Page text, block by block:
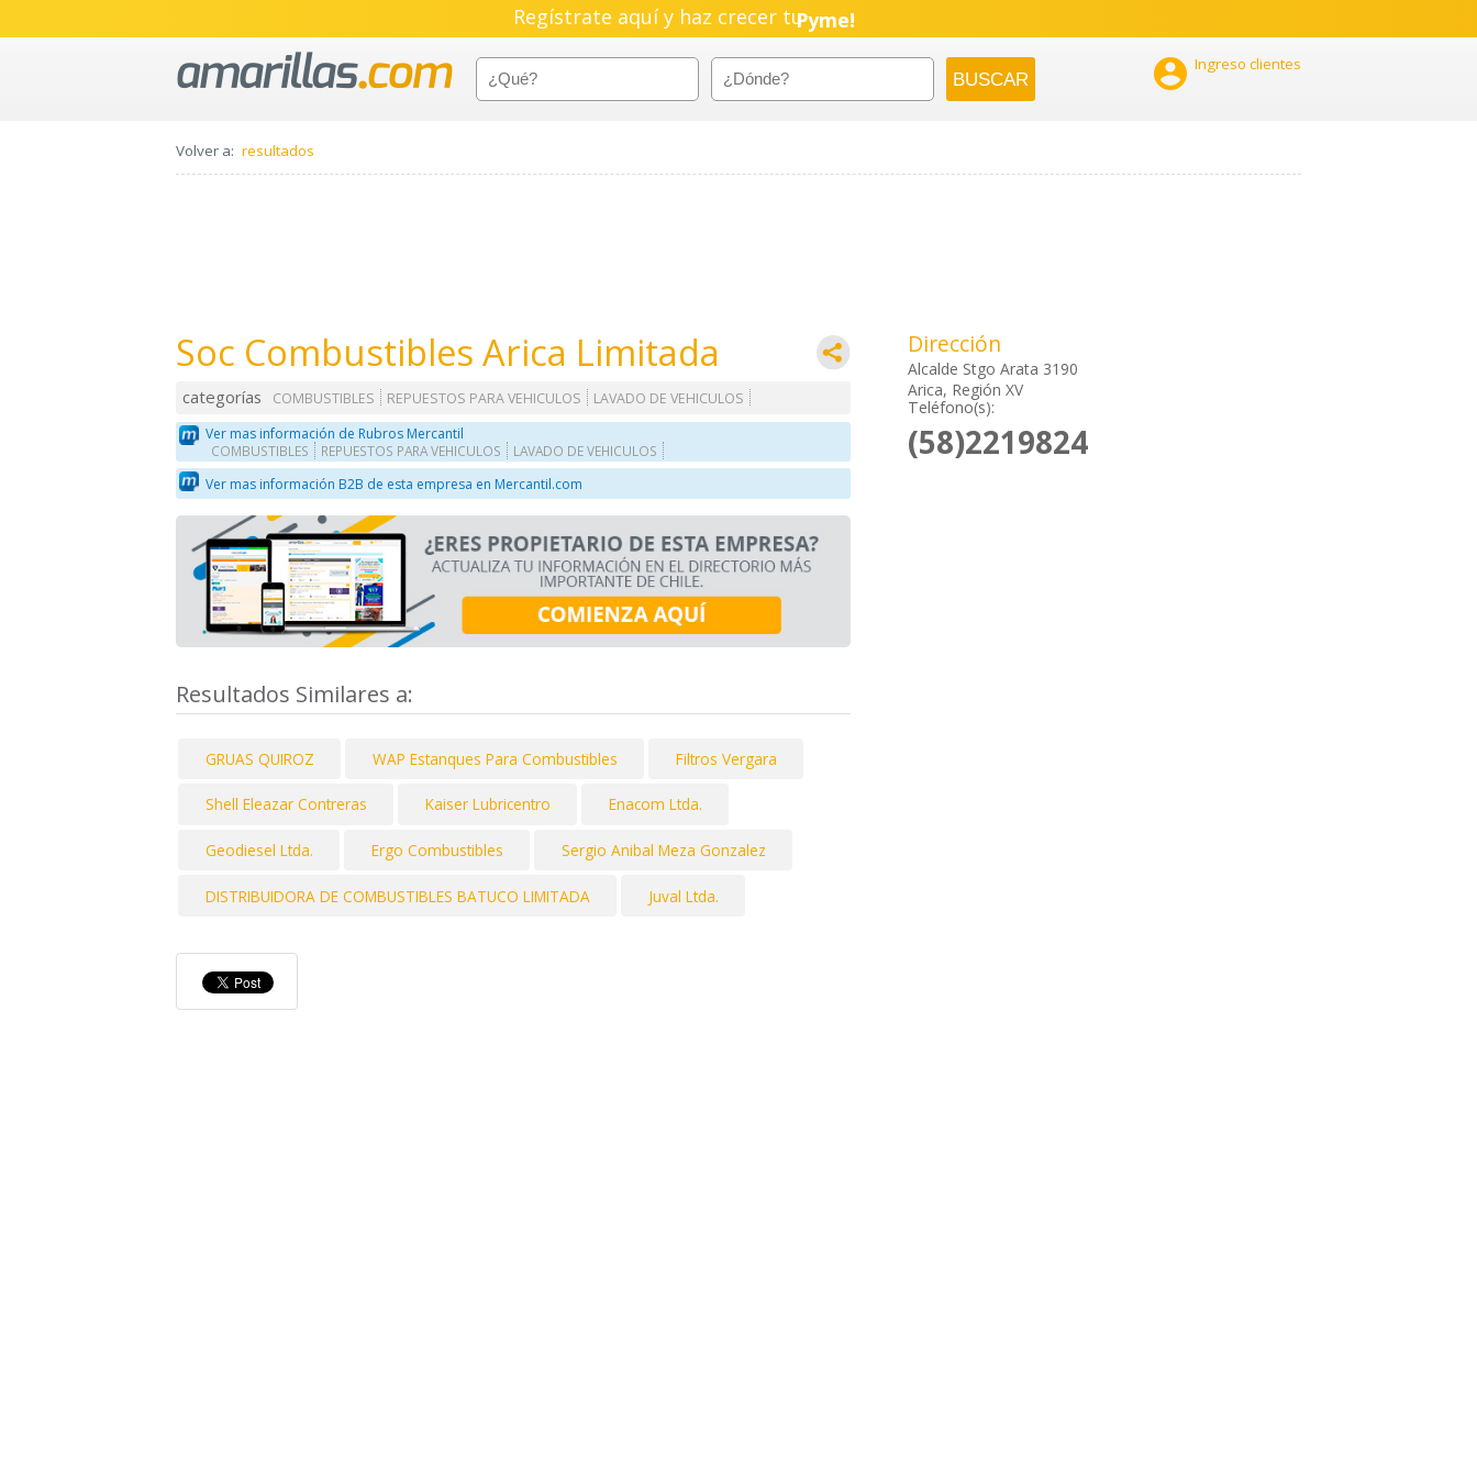
Regístrate aquí y haz crecer tuPyme!
Emprendimiento!
 Ingreso clientes
Volver a: resultados
Soc Combustibles Arica Limitada
categorías COMBUSTIBLES REPUESTOS PARA VEHICULOS
LAVADO DE VEHICULOS
Ver mas información de Rubros Mercantil
COMBUSTIBLES REPUESTOS PARA VEHICULOS LAVADO DE VEHICULOS
Ver mas información B2B de esta empresa en Mercantil.com
Resultados Similares a:
GRUAS QUIROZ WAP Estanques Para Combustibles Filtros Vergara
Shell Eleazar Contreras Kaiser Lubricentro Enacom Ltda.
Geodiesel Ltda. Ergo Combustibles Sergio Anibal Meza Gonzalez
DISTRIBUIDORA DE COMBUSTIBLES BATUCO LIMITADA Juval Ltda.
Dirección
Alcalde Stgo Arata 3190
Arica, Región XV
Teléfono(s):
(58)2219824